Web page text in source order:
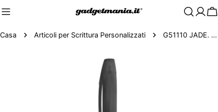
Casa Articoli per Scrittura Personalizzati G51110 JADE. Penna a sfera in PP